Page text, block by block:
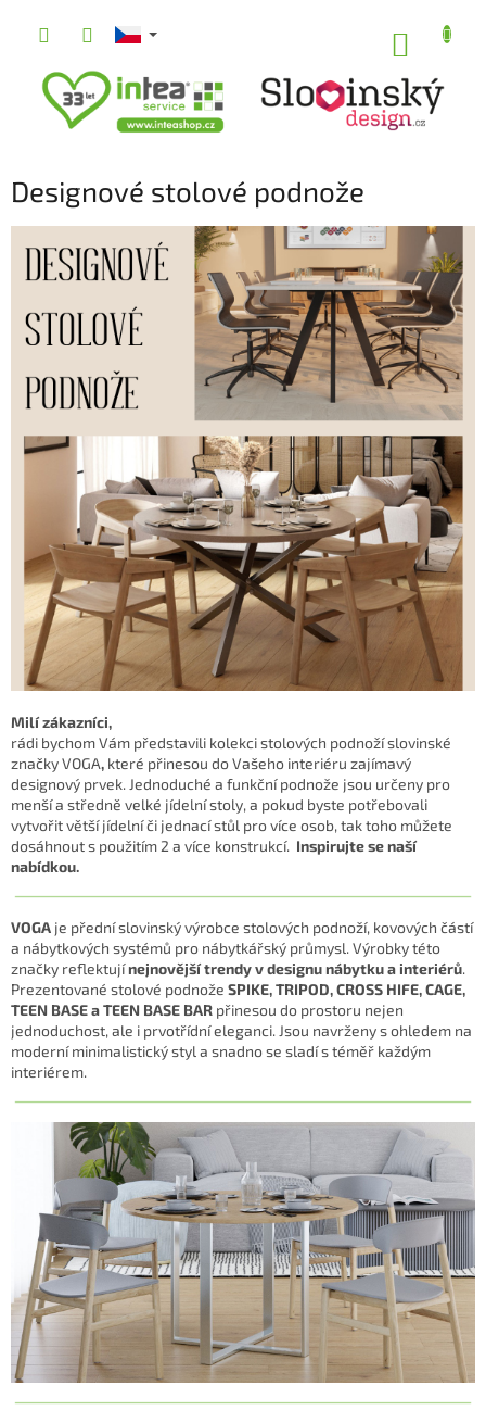
Designové stolové podnože
Milí zákazníci,
rádi bychom Vám představili kolekci stolových podnoží slovinské
značky VOGA, které přinesou do Vašeho interiéru zajímavý
designový prvek. Jednoduché a funkční podnože jsou určeny pro
menší a středně velké jídelní stoly, a pokud byste potřebovali
vytvořit větší jídelní či jednací stůl pro více osob, tak toho můžete
dosáhnout s použitím 2 a více konstrukcí. Inspirujte se naší
nabídkou.
VOGA je přední slovinský výrobce stolových podnoží, kovových částí
a nábytkových systémů pro nábytkářský průmysl. Výrobky této
značky reflektujínejnovější trendy v designu nábytku a interiérů.
Prezentované stolové podnože SPIKE, TRIPOD, CROSS HIFE, CAGE,
TEEN BASE a TEEN BASE BAR přinesou do prostoru nejen
jednoduchost, ale i prvotřídní eleganci. Jsou navrženy s ohledem na
moderní minimalistický styl a snadno se sladí s téměř každým
interiérem.